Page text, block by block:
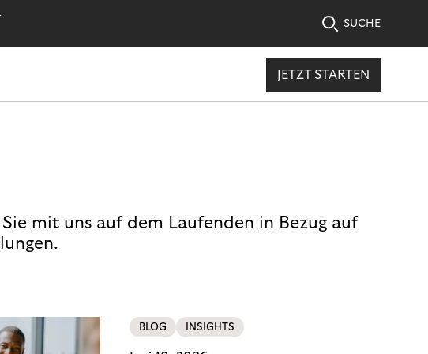
SUCHE
JETZT STARTEN
mit uns auf dem Laufenden in Bezug auf
BLOG INSIGHTS